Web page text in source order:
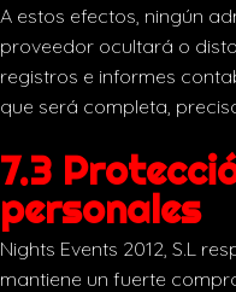
A estos efectos, ningún
proveedor ocultará o
registros e informes
que será completa,
7.3
personales
Nights Events 2012, S.L
mantiene un fuerte